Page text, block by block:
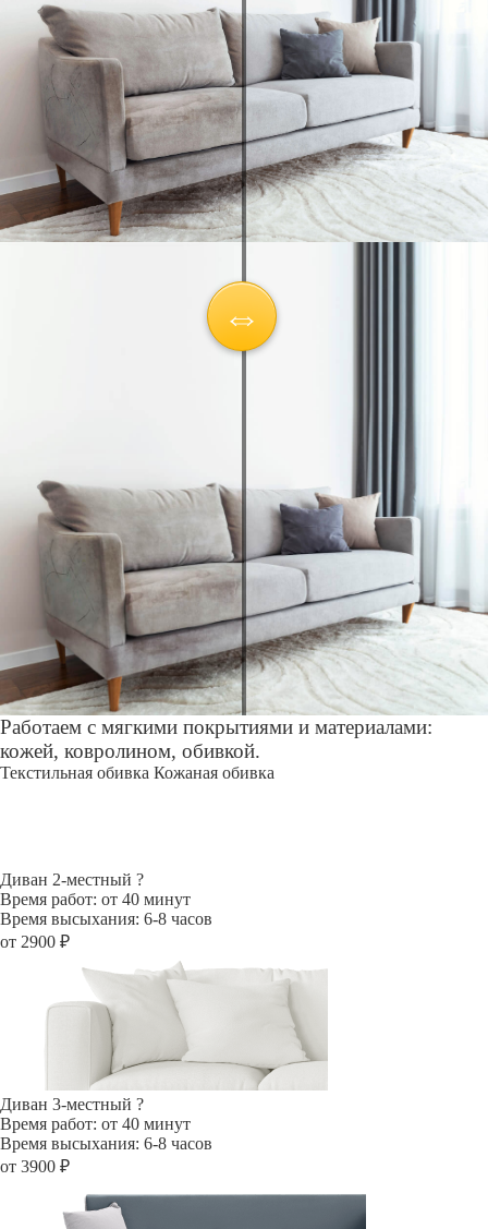
Работаем с мягкими покрытиями и материалами:
кожей, ковролином, обивкой.
Текстильная обивка Кожаная обивка
Диван 2-местный ?
Время работ: от 40 минут
Время высыхания: 6-8 часов
от 2900 ₽
Диван 3-местный ?
Время работ: от 40 минут
Время высыхания: 6-8 часов
от 3900 ₽